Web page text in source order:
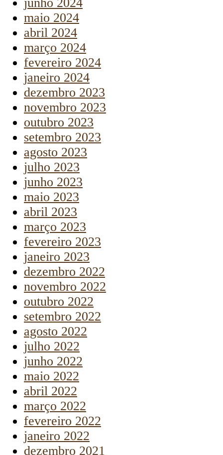
junho 2024
maio 2024
abril 2024
março 2024
fevereiro 2024
janeiro 2024
dezembro 2023
novembro 2023
outubro 2023
setembro 2023
agosto 2023
julho 2023
junho 2023
maio 2023
abril 2023
março 2023
fevereiro 2023
janeiro 2023
dezembro 2022
novembro 2022
outubro 2022
setembro 2022
agosto 2022
julho 2022
junho 2022
maio 2022
abril 2022
março 2022
fevereiro 2022
janeiro 2022
dezembro 2021